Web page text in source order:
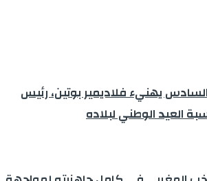
يهنيء فلاديمير بوتين، رئيس
العيد الوطني لبلاده